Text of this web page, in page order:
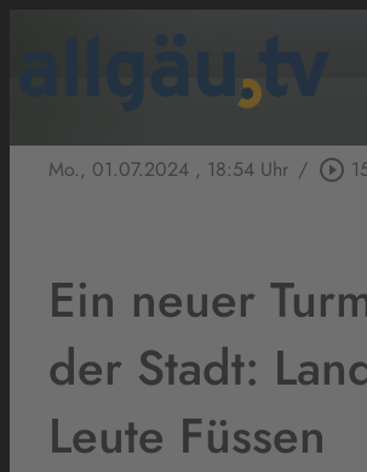
Mo., 01.07.2024 , 18:54 Uhr / play_circle_outline
Ein neuer
der Stadt:
Leute Füssen